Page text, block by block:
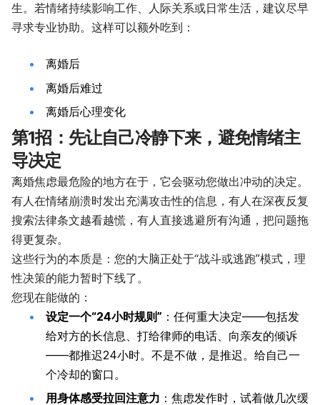
生。若情绪持续影响工作、人际关系或日常生活，建议尽早
寻求专业协助。这样可以额外吃到：
离婚后
离婚后难过
离婚后心理变化
第1招：先让自己冷静下来，避免情绪主
导决定
离婚焦虑最危险的地方在于，它会驱动您做出冲动的决定。
有人在情绪崩溃时发出充满攻击性的信息，有人在深夜反复
搜索法律条文越看越慌，有人直接逃避所有沟通，把问题拖
得更复杂。
这些行为的本质是：您的大脑正处于“战斗或逃跑”模式，理
性决策的能力暂时下线了。
您现在能做的：
设定一个“24小时规则” ：任何重大决定——包括发
给对方的长信息、打给律师的电话、向亲友的倾诉
——都推迟24小时。不是不做，是推迟。给自己一
个冷却的窗口。
用身体感受拉回注意力 ：焦虑发作时，试着做几次缓